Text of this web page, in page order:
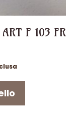
F 103 FR